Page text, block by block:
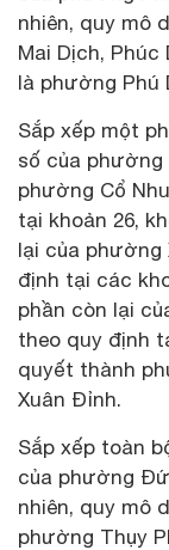
nhiên, quy mô
Mai Dịch,
là phường Phú
Sắp xếp một
số của phường
phường Cổ
tại khoản 26,
lại của phường
định tại các
phần còn lại
theo quy định
quyết thành
Xuân Đỉnh.
Sắp xếp toàn
của phường
nhiên, quy mô
phường Thụy